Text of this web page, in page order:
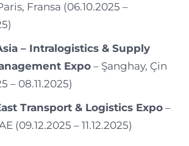
Fransa (06.10.2025 –
– Intralogistics & Supply
Expo– Şanghay, Çin
– 08.11.2025)
Transport & Logistics Expo–
(09.12.2025 – 11.12.2025)